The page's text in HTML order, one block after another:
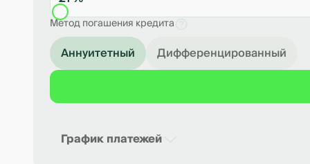
Метод погашения кредита
Аннуитетный Дифференцированный
График платежей